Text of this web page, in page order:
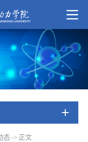
态-> 正文